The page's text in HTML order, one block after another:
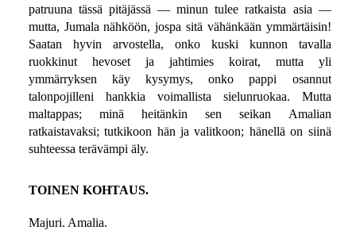
patruuna tässä pitäjässä — minun tulee ratkaista asia —
mutta, Jumala nähköön, jospa sitä vähänkään ymmärtäisin!
Saatan hyvin arvostella, onko kuski kunnon tavalla
ruokkinut hevoset ja jahtimies koirat, mutta yli
ymmärryksen käy kysymys, onko pappi osannut
talonpojilleni hankkia voimallista sielunruokaa. Mutta
maltappas; minä heitänkin sen seikan Amalian
ratkaistavaksi; tutkikoon hän ja valitkoon; hänellä on siinä
suhteessa terävämpi äly.
TOINEN KOHTAUS.
Majuri. Amalia.